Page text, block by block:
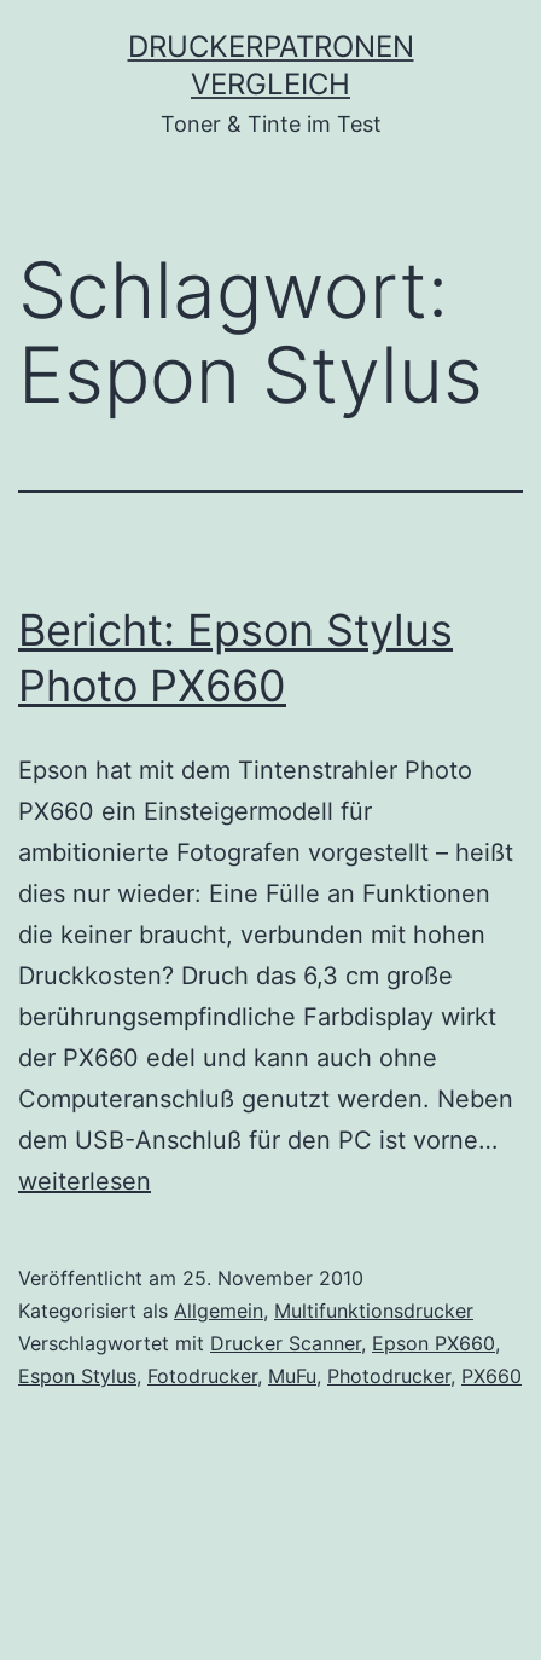
DRUCKERPATRONEN
VERGLEICH
Toner & Tinte im Test
Schlagwort:
Espon Stylus
Bericht: Epson Stylus
Photo PX660
Epson hat mit dem Tintenstrahler Photo
PX660 ein Einsteigermodell für
ambitionierte Fotografen vorgestellt – heißt
dies nur wieder: Eine Fülle an Funktionen
die keiner braucht, verbunden mit hohen
Druckkosten? Druch das 6,3 cm große
berührungsempfindliche Farbdisplay wirkt
der PX660 edel und kann auch ohne
Computeranschluß genutzt werden. Neben
dem USB-Anschluß für den PC ist vorne…
weiterlesen
Veröffentlicht am 25. November 2010
Kategorisiert als Allgemein, Multifunktionsdrucker
Verschlagwortet mit Drucker Scanner, Epson PX660,
Espon Stylus, Fotodrucker, MuFu, Photodrucker, PX660